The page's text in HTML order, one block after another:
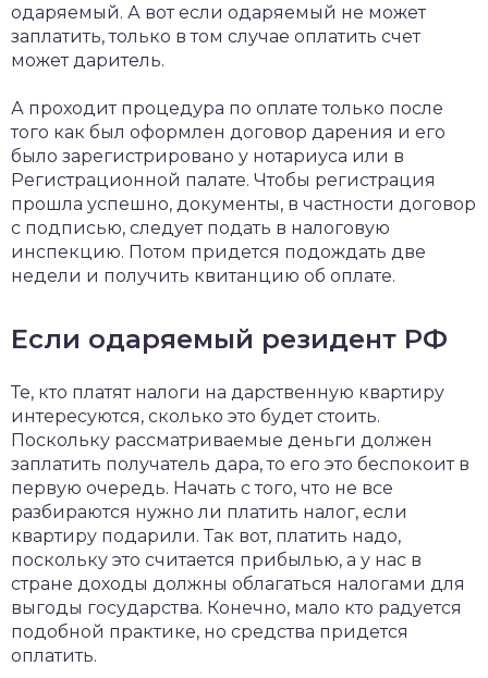
одаряемый. А вот если одаряемый не может
заплатить, только в том случае оплатить счет
может даритель.
А проходит процедура по оплате только после
того как был оформлен договор дарения и его
было зарегистрировано у нотариуса или в
Регистрационной палате. Чтобы регистрация
прошла успешно, документы, в частности договор
с подписью, следует подать в налоговую
инспекцию. Потом придется подождать две
недели и получить квитанцию об оплате.
Если одаряемый резидент РФ
Те, кто платят налоги на дарственную квартиру
интересуются, сколько это будет стоить.
Поскольку рассматриваемые деньги должен
заплатить получатель дара, то его это беспокоит в
первую очередь. Начать с того, что не все
разбираются нужно ли платить налог, если
квартиру подарили. Так вот, платить надо,
поскольку это считается прибылью, а у нас в
стране доходы должны облагаться налогами для
выгоды государства. Конечно, мало кто радуется
подобной практике, но средства придется
оплатить.